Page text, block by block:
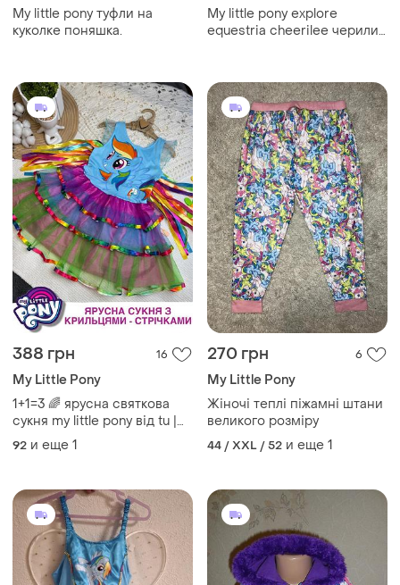
My little pony туфли на
куколке поняшка.
My little pony explore
equestria cheerilee черили.
388 грн 16
My Little Pony
1+1=3 🌈 ярусна святкова
сукня my little pony від tu |
2-3 роки (92-98) rainbow
dash реінбоу деш райдуга
92 и еще 1
270 грн 6
My Little Pony
Жіночі теплі піжамні штани
великого розміру
44 / XXL / 52 и еще 1